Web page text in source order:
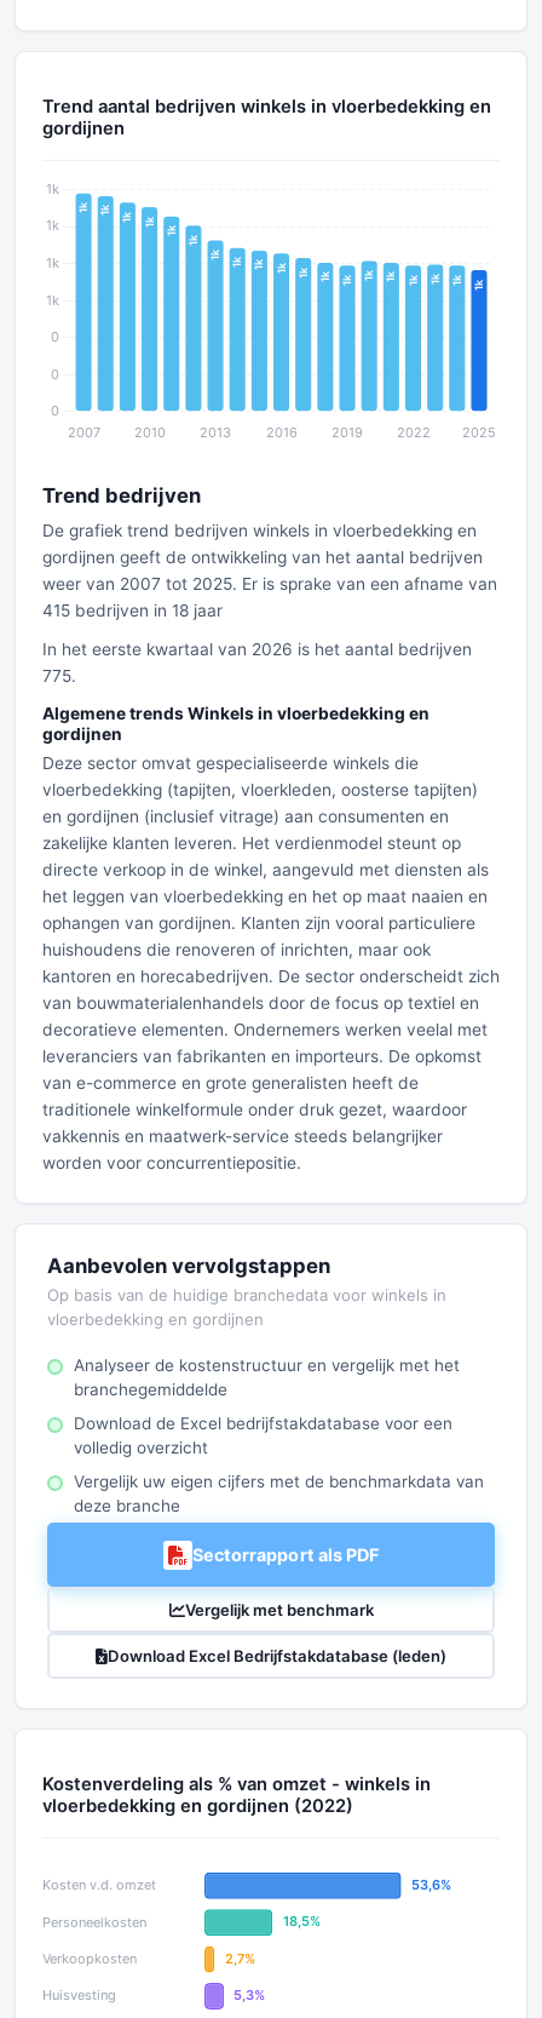
Trend aantal bedrijven winkels in vloerbedekking en
gordijnen
Trend bedrijven
De grafiek trend bedrijven winkels in vloerbedekking en
gordijnen geeft de ontwikkeling van het aantal bedrijven
weer van 2007 tot 2025. Er is sprake van een afname van
415 bedrijven in 18 jaar
In het eerste kwartaal van 2026 is het aantal bedrijven
775.
Algemene trends Winkels in vloerbedekking en
gordijnen
Deze sector omvat gespecialiseerde winkels die
vloerbedekking (tapijten, vloerkleden, oosterse tapijten)
en gordijnen (inclusief vitrage) aan consumenten en
zakelijke klanten leveren. Het verdienmodel steunt op
directe verkoop in de winkel, aangevuld met diensten als
het leggen van vloerbedekking en het op maat naaien en
ophangen van gordijnen. Klanten zijn vooral particuliere
huishoudens die renoveren of inrichten, maar ook
kantoren en horecabedrijven. De sector onderscheidt zich
van bouwmaterialenhandels door de focus op textiel en
decoratieve elementen. Ondernemers werken veelal met
leveranciers van fabrikanten en importeurs. De opkomst
van e-commerce en grote generalisten heeft de
traditionele winkelformule onder druk gezet, waardoor
vakkennis en maatwerk-service steeds belangrijker
worden voor concurrentiepositie.
Aanbevolen vervolgstappen
Op basis van de huidige branchedata voor winkels in
vloerbedekking en gordijnen
Analyseer de kostenstructuur en vergelijk met het
branchegemiddelde
Download de Excel bedrijfstakdatabase voor een
volledig overzicht
Vergelijk uw eigen cijfers met de benchmarkdata van
deze branche
Sectorrapport als PDF
Vergelijk met benchmark
Download Excel Bedrijfstakdatabase (leden)
Kostenverdeling als % van omzet - winkels in
vloerbedekking en gordijnen (2022)